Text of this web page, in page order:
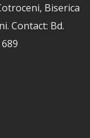
Biserica
Contact: Bd.